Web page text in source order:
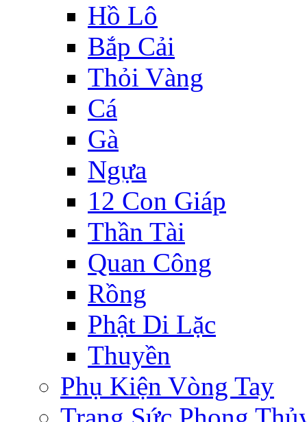
Hồ Lô
Bắp Cải
Thỏi Vàng
Cá
Gà
Ngựa
12 Con Giáp
Thần Tài
Quan Công
Rồng
Phật Di Lặc
Thuyền
Phụ Kiện Vòng Tay